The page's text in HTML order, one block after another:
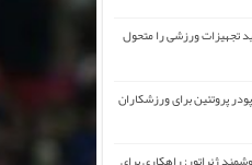
تجهیزات ورزشی را متحول
پروتئین برای ورزشکاران